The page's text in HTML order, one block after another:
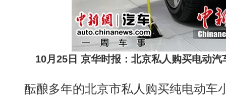
10月25日 京华时报：北京私人购买电动汽
酝酿多年的北京市私人购买纯电动车